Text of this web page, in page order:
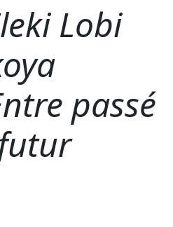
Lobi
passé